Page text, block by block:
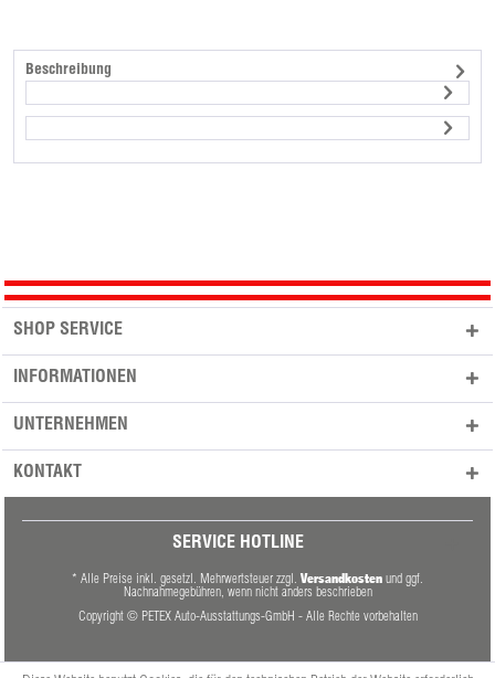
Beschreibung
SHOP SERVICE
INFORMATIONEN
UNTERNEHMEN
KONTAKT
SERVICE HOTLINE
* Alle Preise inkl. gesetzl. Mehrwertsteuer zzgl. Versandkosten und ggf.
Nachnahmegebühren, wenn nicht anders beschrieben
Copyright © PETEX Auto-Ausstattungs-GmbH - Alle Rechte vorbehalten